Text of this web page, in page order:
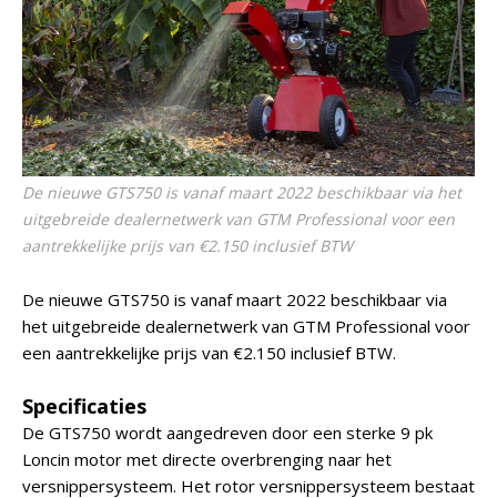
De nieuwe GTS750 is vanaf maart 2022 beschikbaar via het
uitgebreide dealernetwerk van GTM Professional voor een
aantrekkelijke prijs van €2.150 inclusief BTW
De nieuwe GTS750 is vanaf maart 2022 beschikbaar via
het uitgebreide dealernetwerk van GTM Professional voor
een aantrekkelijke prijs van €2.150 inclusief BTW.
Specificaties
De GTS750 wordt aangedreven door een sterke 9 pk
Loncin motor met directe overbrenging naar het
versnippersysteem. Het rotor versnippersysteem bestaat